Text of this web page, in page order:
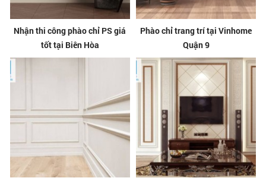
Nhận thi công phào chỉ PS giá
tốt tại Biên Hòa
Phào chỉ trang trí tại Vinhome
Quận 9